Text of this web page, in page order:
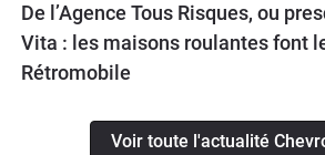
De l’Agence Tous Risques, ou
Vita : les maisons roulantes font
Rétromobile
Voir toute l'actualité